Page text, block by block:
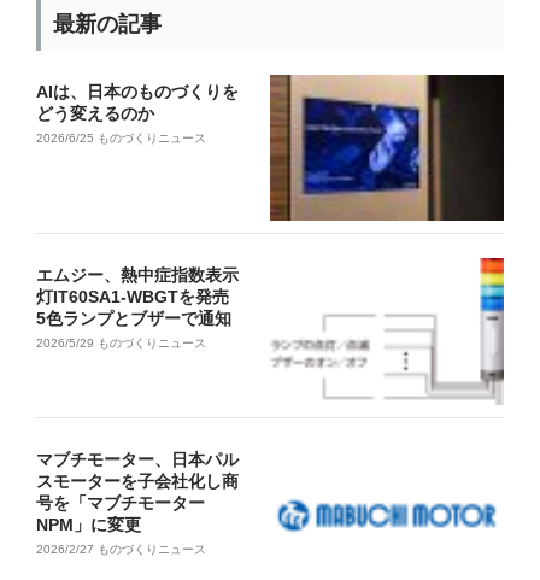
最新の記事
AIは、日本のものづくりを
どう変えるのか
2026/6/25 ものづくりニュース
エムジー、熱中症指数表示
灯IT60SA1-WBGTを発売
5色ランプとブザーで通知
2026/5/29 ものづくりニュース
マブチモーター、日本パル
スモーターを子会社化し商
号を「マブチモーター
NPM」に変更
2026/2/27 ものづくりニュース